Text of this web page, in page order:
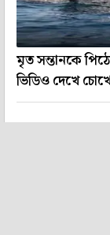
মৃত সন্তানকে
ভিডিও দেখে